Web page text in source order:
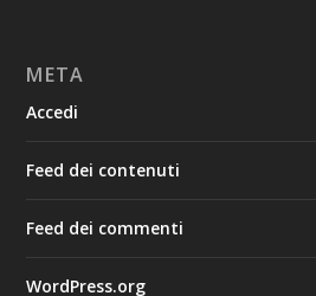
META
Accedi
Feed dei contenuti
Feed dei commenti
WordPress.org